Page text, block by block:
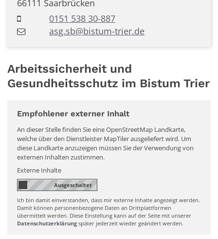
66111 Saarbrücken
0151 538 30-887
asg.sb@bistum-trier.de
Arbeitssicherheit und
Gesundheitsschutz im Bistum Trier
Empfohlener externer Inhalt
An dieser Stelle finden Sie eine OpenStreetMap Landkarte,
welche über den Dienstleister MapTiler ausgeliefert wird. Um
diese Landkarte anzuzeigen müssen Sie der Verwendung von
externen Inhalten zustimmen.
Externe Inhalte
Ich bin damit einverstanden, dass mir externe Inhalte angezeigt werden.
Damit können personenbezogene Daten an Drittplattformen
übermittelt werden. Diese Einstellung kann auf der Seite mit unserer
Datenschutzerklärung später jederzeit wieder geändert werden.